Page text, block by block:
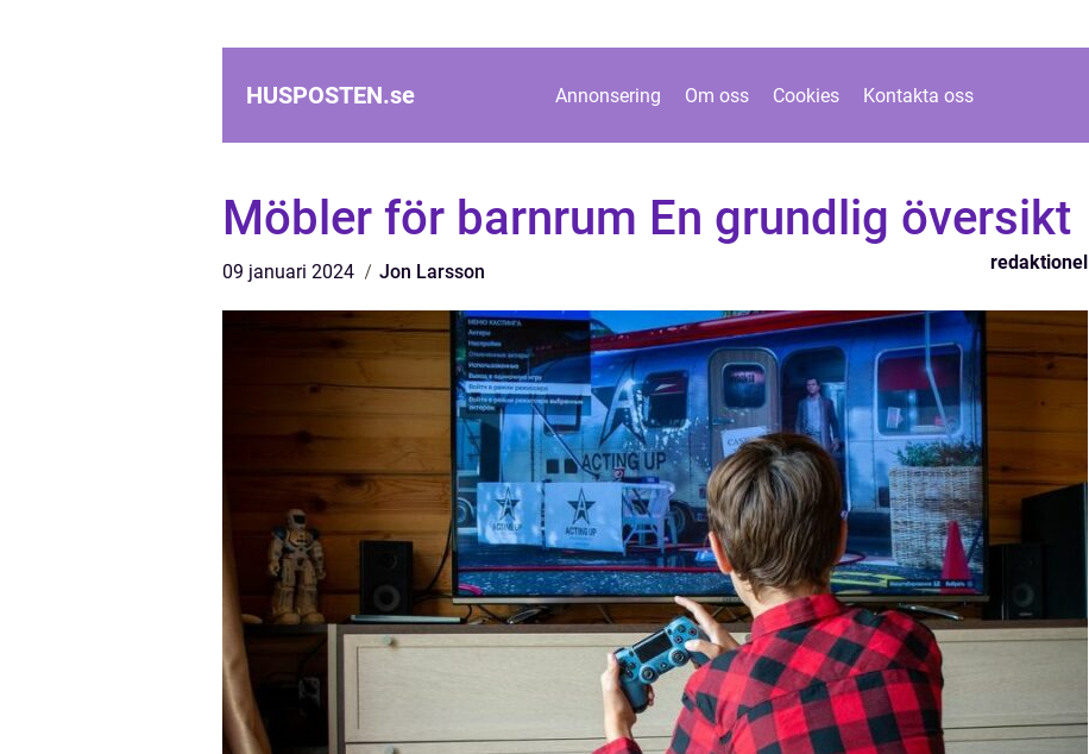
HUSPOSTEN.se Annonsering Om oss Cookies Kontakta oss
Möbler för barnrum En grundlig översikt
09 januari 2024 Jon Larsson redaktionel